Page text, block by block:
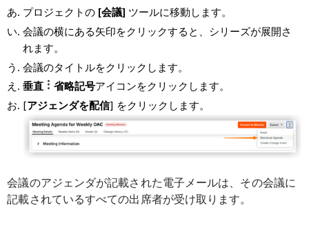
プロジェクトの [会議] ツールに移動します。
会議の横にある矢印をクリックすると、シリーズが展開さ
れます。
会議のタイトルをクリックします。
垂直
省略記号アイコンをクリックします。
[アジェンダを配信] をクリックします。
会議のアジェンダが記載された電子メールは、その会議に
記載されているすべての出席者が受け取ります。